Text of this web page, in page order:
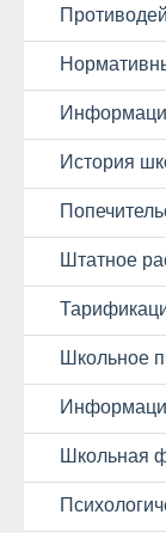
История
Штатное
Школьное
Школьная